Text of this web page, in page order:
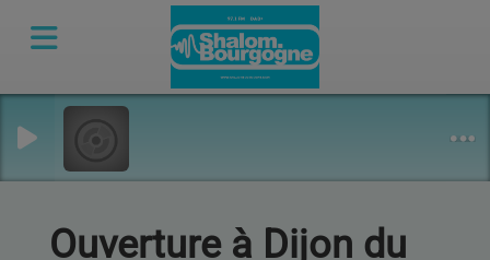
Ouverture à Dijon du